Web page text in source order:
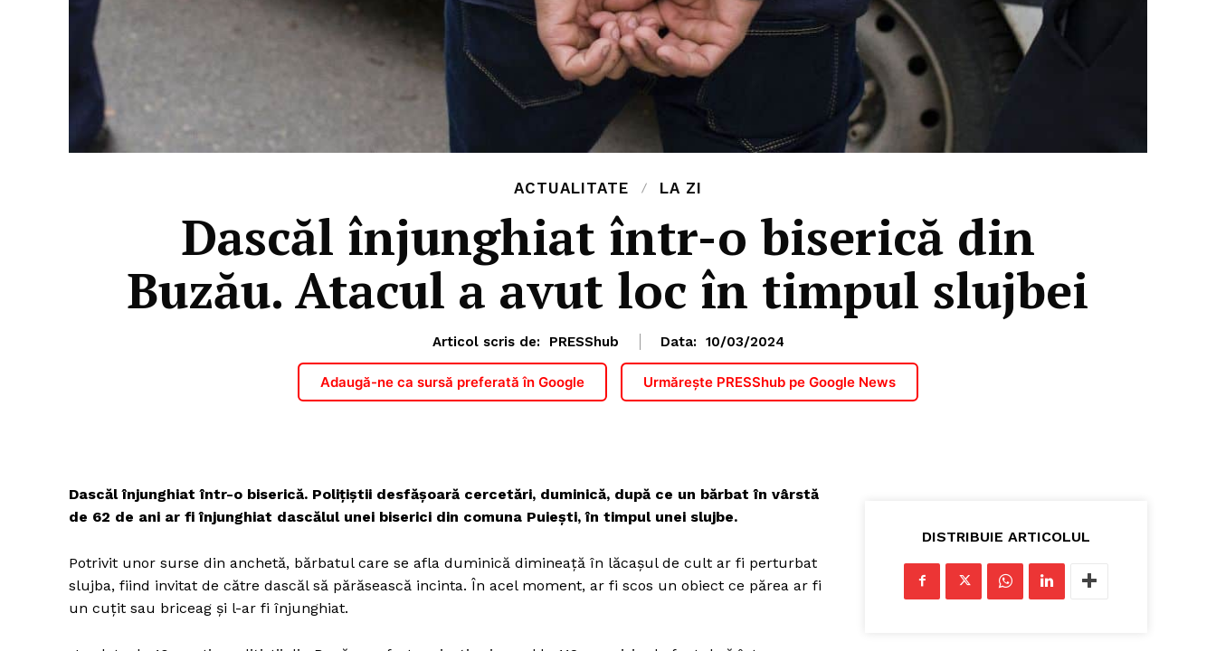
ACTUALITATE LA ZI
Dascăl înjunghiat într-o biserică din
Buzău. Atacul a avut loc în timpul slujbei
Articol scris de: PRESShub Data: 10/03/2024
Adaugă-ne ca sursă preferată în Google Urmărește PRESShub pe Google News
Dascăl înjunghiat într-o biserică. Poliţiştii desfăşoară cercetări, duminică, după ce un bărbat în vârstă
de 62 de ani ar fi înjunghiat dascălul unei biserici din comuna Puieşti, în timpul unei slujbe.
Potrivit unor surse din anchetă, bărbatul care se afla duminică dimineaţă în lăcaşul de cult ar fi perturbat
slujba, fiind invitat de către dascăl să părăsească incinta. În acel moment, ar fi scos un obiect ce părea ar fi
un cuţit sau briceag şi l-ar fi înjunghiat.
DISTRIBUIE ARTICOLUL